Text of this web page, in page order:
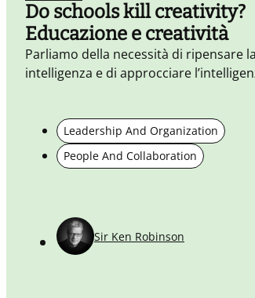
Do schools kill creativity?
Educazione e creatività
Parliamo della necessità di ripensare
intelligenza e di approcciare
Leadership And Organization
People And Collaboration
Sir Ken Robinson